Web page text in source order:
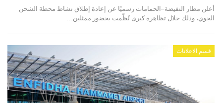
أعلن مطار النفيضة–الحمامات رسميًا عن إعادة إطلاق نشاط محطة الشحن
الجوي، وذلك خلال تظاهرة كبرى نُظّمت بحضور ممثلين…
قسم الاعلانات